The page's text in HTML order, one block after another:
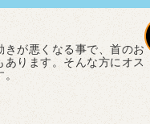
が悪くなる事で、首のお
ります。そんな方にオス